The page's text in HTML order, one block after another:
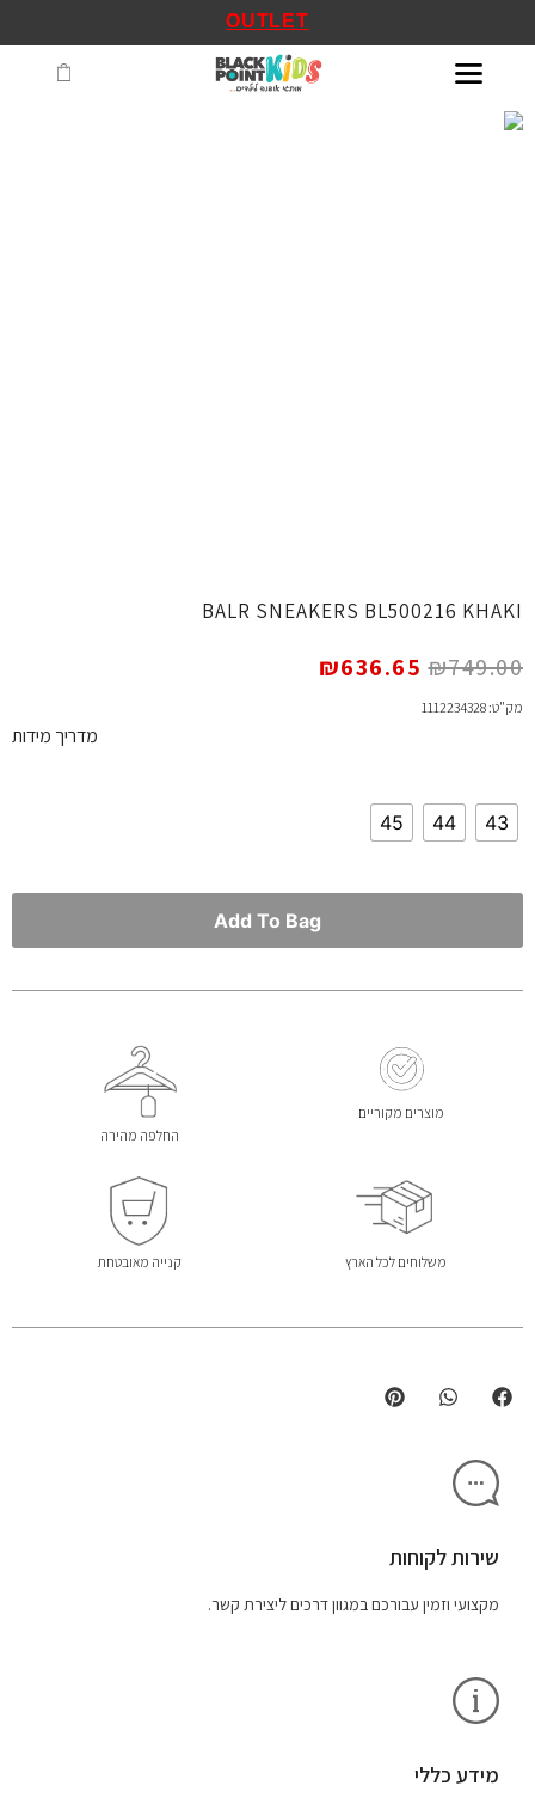
OUTLET
BALR SNEAKERS BL500216 KHAKI
₪749.00
₪636.65
מדריך מידות
מק"ט: 1112234328
43
44
45
Add To Bag
מוצרים מקוריים
החלפה מהירה
משלוחים לכל הארץ קנייה מאובטחת
שירות לקוחות
מקצועי וזמין עבורכם במגוון דרכים ליצירת קשר.
מידע כללי